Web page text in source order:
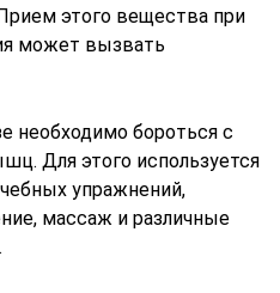
этого вещества при
может вызвать
необходимо бороться с
Для этого используется
упражнений,
массаж и различные